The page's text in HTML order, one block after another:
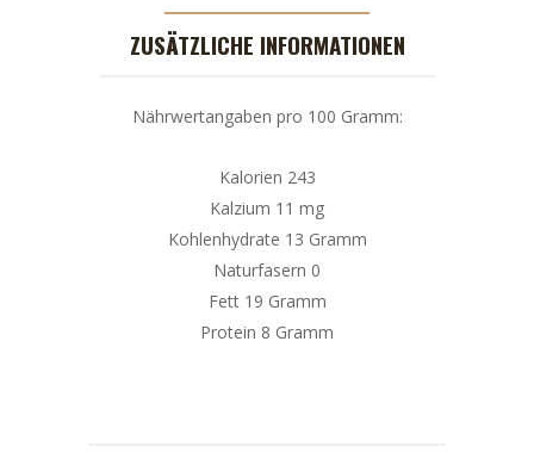
ZUSÄTZLICHE INFORMATIONEN
Nährwertangaben pro 100 Gramm:
Kalorien 243
Kalzium 11 mg
Kohlenhydrate 13 Gramm
Naturfasern 0
Fett 19 Gramm
Protein 8 Gramm